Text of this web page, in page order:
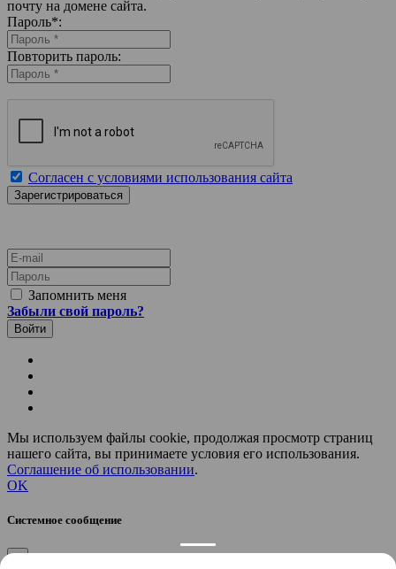
почту на домене сайта.
Пароль*:
Повторить пароль:
Согласен с условиями использования сайта
E-mail
Пароль
Запомнить меня
Забыли свой пароль?
Мы используем файлы cookie, продолжая просмотр страниц
нашего сайта, вы принимаете условия его использования.
Соглашение об использовании.
OK
Системное сообщение
×